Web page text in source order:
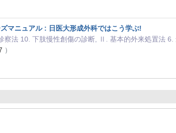
マニュアル : 日医大形成外科ではこう学ぶ!
法 10. 下肢慢性創傷の診断, Ⅱ. 基本的外来処置法 6.
）